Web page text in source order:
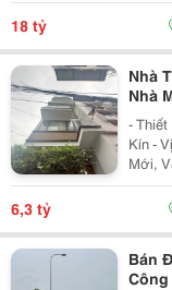
Tầng
18 tỷ
Nhà
Nhà
- Thiết
Kín -
Mới,
Đến
6,3 tỷ
Bán
Công